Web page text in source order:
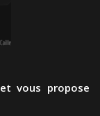
vous propose